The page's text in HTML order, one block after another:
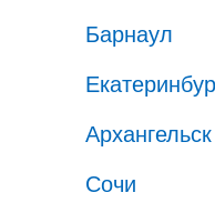
Барнаул
Архангельск
Сочи